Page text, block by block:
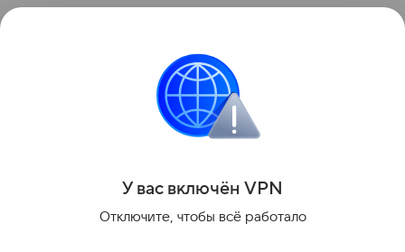
По данным источника 360.ru, поджигательница
сейчас находтся в реанимации.
Поделиться
У вас включён VPN
Отключите, чтобы всё работало